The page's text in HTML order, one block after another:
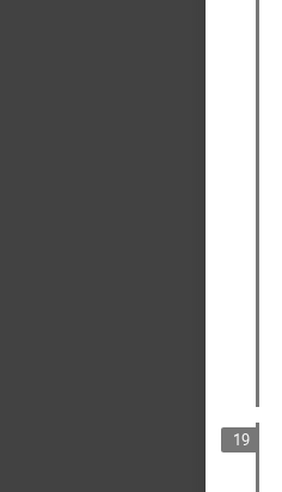
19